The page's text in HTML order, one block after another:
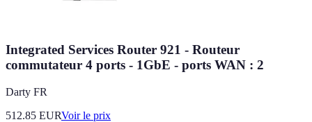
Integrated Services Router 921 - Routeur
commutateur 4 ports - 1GbE - ports WAN : 2
Darty FR
512.85 EURVoir le prix